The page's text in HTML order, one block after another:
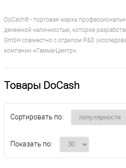
DoCash® - торговая марка
денежной наличностью, которое
GmbH совместно с отделом R&D
компании «Гамма-Центр».
Товары DoCash
Сортировать по:
Показать по: